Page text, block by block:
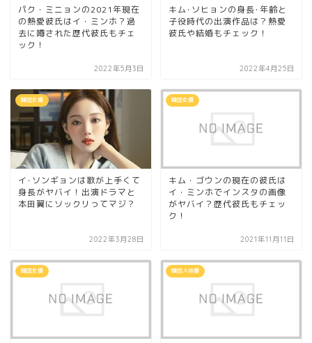
パク・ミニョンの2021年現在
の熱愛彼氏はイ・ミンホ？過
去に噂された歴代彼氏もチェ
ック！
2022年5月3日
キム･ソヒョンの身長･年齢と
子役時代の出演作品は？熱愛
彼氏や結婚もチェック！
2022年4月25日
韓国女優
イ･ソンギョンは歌が上手くて
身長がヤバイ！出演ドラマと
本田翼にソックリってマジ？
2022年3月28日
韓国女優
キム・ゴウンの現在の彼氏は
イ・ミンホでインスタの画像
がヤバイ？歴代彼氏もチェッ
ク！
2021年11月11日
韓国女優 韓国人俳優